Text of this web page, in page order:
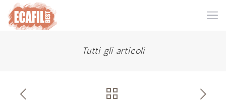
Tutti gli articoli